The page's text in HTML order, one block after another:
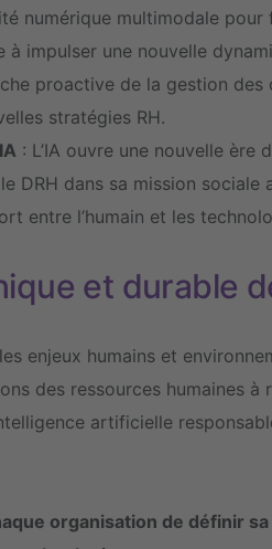
numérique multimodale pour
à impulser une nouvelle
proactive de la gestion des
stratégies RH.
: L’IA ouvre une nouvelle ère
DRH dans sa mission sociale
entre l’humain et les
et durable
enjeux humains et
des ressources humaines à
artificielle
organisation de définir